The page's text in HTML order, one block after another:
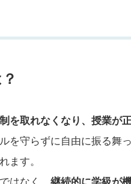
を取れなくなり、授業が
を守らずに自由に振る舞
ます。
はなく、継続的に学級が